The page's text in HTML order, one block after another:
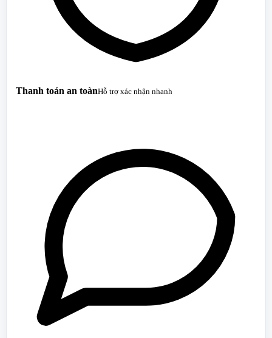
Thanh toán an toànHỗ trợ xác nhận nhanh